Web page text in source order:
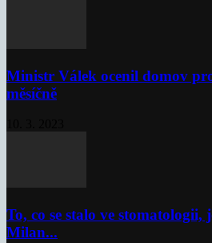
Ministr Válek ocenil domov
měsíčně
To, co se stalo ve stomatologii,
Milan...